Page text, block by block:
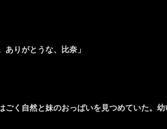
ありがとうな、比奈」
く自然と妹のおっぱいを見つめていた。